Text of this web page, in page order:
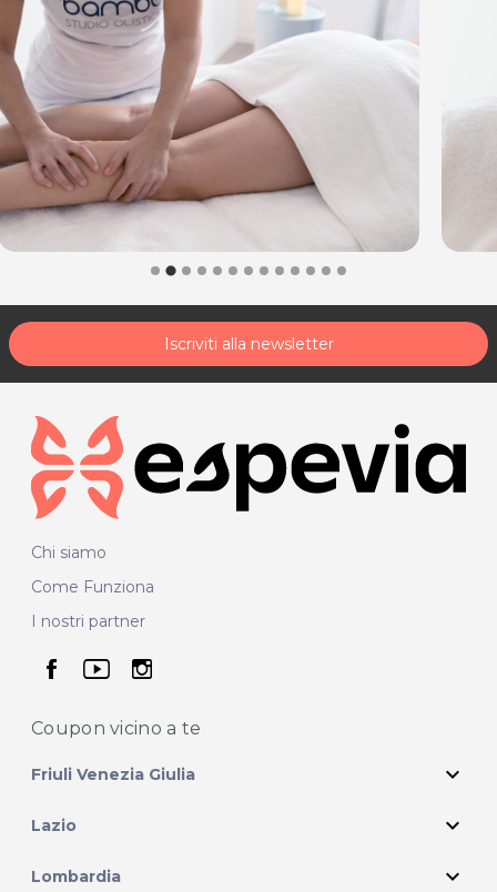
Iscriviti alla newsletter
Chi siamo
Come Funziona
I nostri partner
seguici su facebook
seguici su youtube
seguici su instagram
Coupon vicino a te
Friuli Venezia Giulia expand_more
Lazio expand_more
Lombardia expand_more